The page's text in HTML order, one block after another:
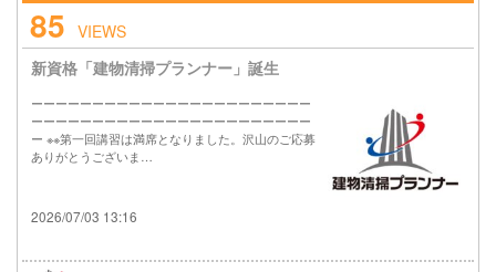
85 VIEWS
新資格「建物清掃プランナー」誕生
ーーーーーーーーーーーーーーーーーーーーーーー
ーーーーーーーーーーーーーーーーーーーーーーー
ー ※※第一回講習は満席となりました。沢山のご応募
ありがとうございま…
2026/07/03 13:16